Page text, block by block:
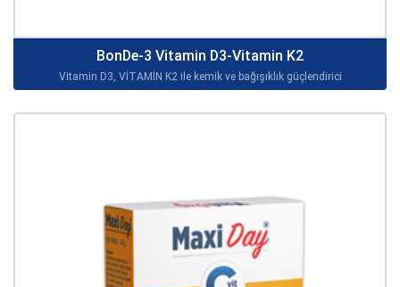
BonDe-3 Vitamin D3-Vitamin K2
Vitamin D3, VİTAMİN K2 ile kemik ve bağışıklık güçlendirici